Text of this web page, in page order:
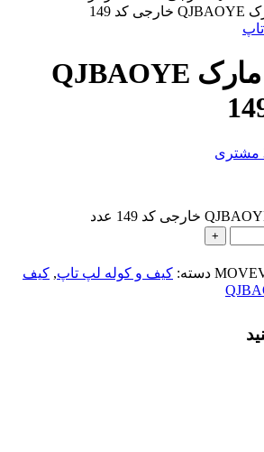
کوله پشتی مارک QJBAOYE
مشتری
دسته: کیف و کوله لپ تاپ, کیف